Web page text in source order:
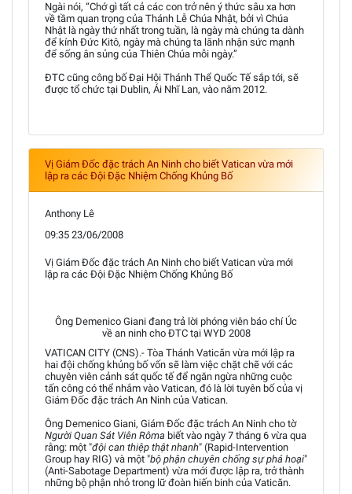
Ngài nói, “Chớ gì tất cả các con trở nên ý thức sâu xa hơn
về tầm quan trọng của Thánh Lễ Chúa Nhật, bởi vì Chúa
Nhật là ngày thứ nhất trong tuần, là ngày mà chúng ta dành
để kính Đức Kitô, ngày mà chúng ta lãnh nhận sức mạnh
để sống ân sủng của Thiên Chúa mỗi ngày.”
ĐTC cũng công bố Đại Hội Thánh Thể Quốc Tế sắp tới, sẽ
được tổ chức tại Dublin, Ái Nhĩ Lan, vào năm 2012.
Vị Giám Đốc đặc trách An Ninh cho biết Vatican vừa mới
lập ra các Đội Đặc Nhiệm Chống Khủng Bố
Anthony Lê
09:35 23/06/2008
Vị Giám Đốc đặc trách An Ninh cho biết Vatican vừa mới
lập ra các Đội Đặc Nhiệm Chống Khủng Bố
Ông Demenico Giani đang trả lời phóng viên báo chí Úc
về an ninh cho ĐTC tại WYD 2008
VATICAN CITY (CNS).- Tòa Thánh Vaticăn vừa mới lập ra
hai đội chống khủng bố vốn sẽ làm việc chặt chẽ với các
chuyên viên cảnh sát quốc tế để ngăn ngừa những cuộc
tấn công có thể nhắm vào Vatican, đó là lời tuyên bố của vị
Giám Đốc đặc trách An Ninh của Vatican.
Ông Demenico Giani, Giám Đốc đặc trách An Ninh cho tờ
Người Quan Sát Viên Rôma biết vào ngày 7 tháng 6 vừa qua
rằng: một "đội can thiệp thật nhanh" (Rapid-Intervention
Group hay RIG) và một "bộ phận chuyên chống sự phá hoại"
(Anti-Sabotage Department) vừa mới được lập ra, trở thành
những bộ phận nhỏ trong lữ đoàn hiến binh của Vaticăn.